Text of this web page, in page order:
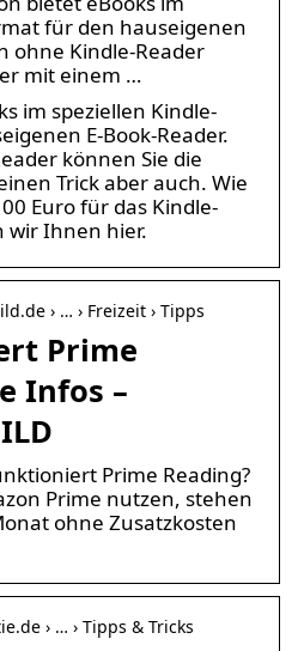
für den hauseigenen
ohne Kindle-Reader
mit einem …
im speziellen Kindle-
E-Book-Reader.
können Sie die
Trick aber auch. Wie
Euro für das Kindle-
wir Ihnen hier.
› … › Freizeit › Tipps
Prime
Infos –
Prime Reading?
Prime nutzen, stehen
ohne Zusatzkosten
› … › Tipps & Tricks